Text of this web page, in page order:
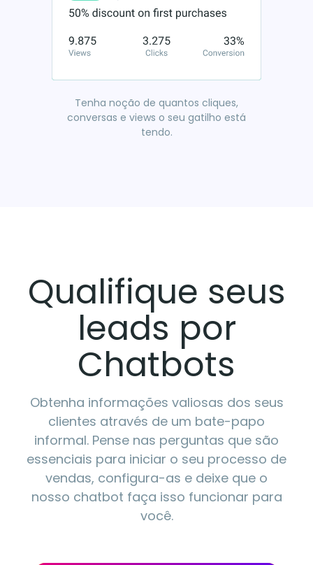
Tenha noção de quantos cliques,
conversas e views o seu gatilho está
tendo.
Qualifique seus
leads por
Chatbots
Obtenha informações valiosas dos seus
clientes através de um bate-papo
informal. Pense nas perguntas que são
essenciais para iniciar o seu processo de
vendas, configura-as e deixe que o
nosso chatbot faça isso funcionar para
você.